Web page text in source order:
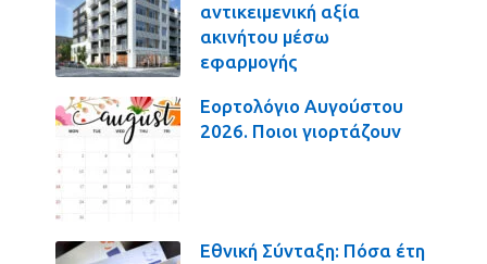
αντικειμενική αξία
ακινήτου μέσω
εφαρμογής
Εορτολόγιο Αυγούστου
2026. Ποιοι γιορτάζουν
Εθνική Σύνταξη: Πόσα έτη